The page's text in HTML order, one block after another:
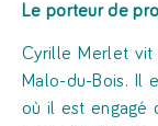
Le porteur de
Cyrille Merlet
Malo-du-Bois. Il
où il est engagé